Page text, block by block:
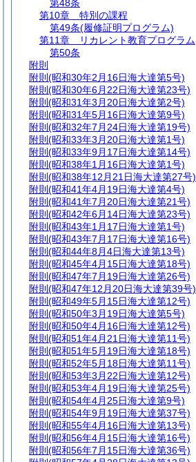
第48条
第10章
特別の課程
第49条(履修証明プログラム)
第11章
リカレント教育プログラム
第50条
附則
附則 (昭和30年2月16日海大達第5号)
附則 (昭和30年6月22日海大達第23号)
附則 (昭和31年3月20日海大達第2号)
附則 (昭和31年5月16日海大達第9号)
附則 (昭和32年7月24日海大達第19号)
附則 (昭和33年3月20日海大達第1号)
附則 (昭和33年9月17日海大達第14号)
附則 (昭和38年1月16日海大達第1号)
附則 (昭和38年12月21日海大達第27号)
附則 (昭和41年4月19日海大達第4号)
附則 (昭和41年7月20日海大達第21号)
附則 (昭和42年6月14日海大達第23号)
附則 (昭和43年1月17日海大達第1号)
附則 (昭和43年7月17日海大達第16号)
附則 (昭和44年8月4日海大達第13号)
附則 (昭和45年4月15日海大達第18号)
附則 (昭和47年7月19日海大達第26号)
附則 (昭和47年12月20日海大達第39号)
附則 (昭和49年5月15日海大達第12号)
附則 (昭和50年3月19日海大達第5号)
附則 (昭和50年4月16日海大達第12号)
附則 (昭和51年4月21日海大達第11号)
附則 (昭和51年5月19日海大達第18号)
附則 (昭和52年5月18日海大達第11号)
附則 (昭和53年3月22日海大達第12号)
附則 (昭和53年4月19日海大達第25号)
附則 (昭和54年4月25日海大達第9号)
附則 (昭和54年9月19日海大達第37号)
附則 (昭和55年4月16日海大達第13号)
附則 (昭和56年4月15日海大達第16号)
附則 (昭和56年7月15日海大達第36号)